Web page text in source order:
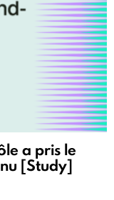
a pris le
[Study]